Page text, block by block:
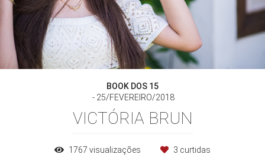
BOOK DOS 15
25/FEVEREIRO/2018
VICTÓRIA BRUN
1767 visualizações 3 curtidas